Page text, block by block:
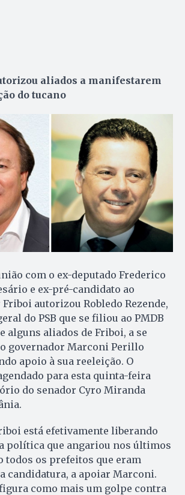
aliados a manifestarem
do tucano
com o ex-deputado Frederico
e ex-pré-candidato ao
autorizou Robledo Rezende,
do PSB que se filiou ao PMDB
alguns aliados de Friboi, a se
governador Marconi Perillo
apoio à sua reeleição. O
para esta quinta-feira
do senador Cyro Miranda
está efetivamente liberando
política que angariou nos últimos
todos os prefeitos que eram
candidatura, a apoiar Marconi.
como mais um golpe contra